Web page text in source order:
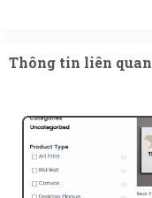
Thông tin liên quan